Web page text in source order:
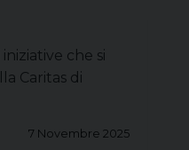
che si
Caritas di
7 Novembre 2025